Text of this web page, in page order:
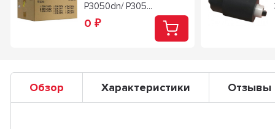
P3050dn/ P305...
0 ₽
Обзор Характеристики Отзывы